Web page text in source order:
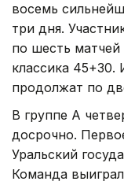
восемь
три дня.
по шесть
классика
продолжат по
В группе А
досрочно.
Уральский
Команда